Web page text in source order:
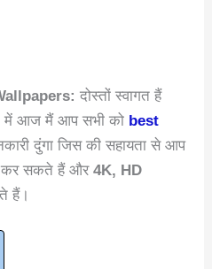
दोस्तों स्वागत हैं
में आज मैं आप सभी को best
दुंगा जिस की सहायता से आप
कर सकते हैं और4K, HD
हैं।